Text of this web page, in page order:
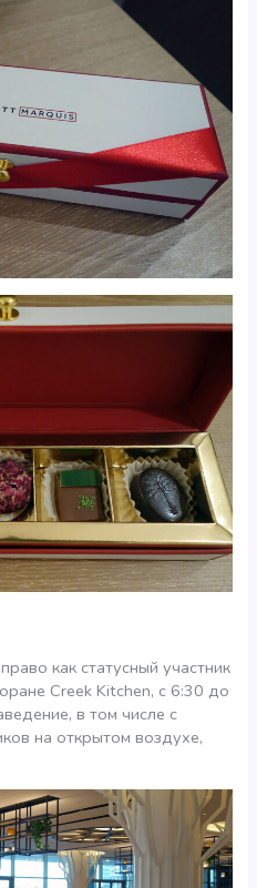
как статусный участник
Creek Kitchen, с 6:30 до
в том числе с
на открытом воздухе,